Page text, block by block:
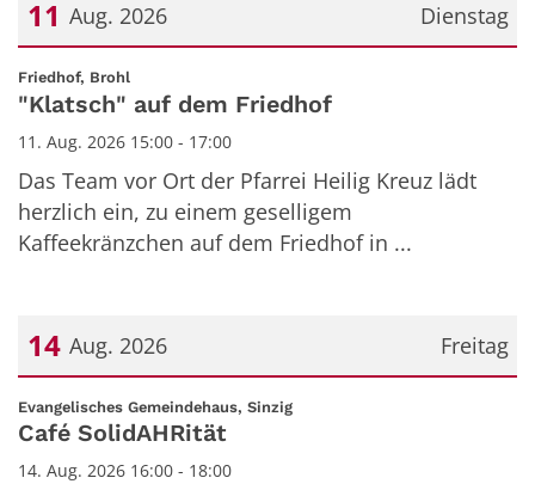
Dienstag
11 Aug. 2026
Datum: 11. August 2026
Friedhof, Brohl
"Klatsch" auf dem Friedhof
11. Aug. 2026 15:00 - 17:00
Das Team vor Ort der Pfarrei Heilig Kreuz lädt
herzlich ein, zu einem geselligem
Kaffeekränzchen auf dem Friedhof in ...
Freitag
14 Aug. 2026
Datum: 14. August 2026
Evangelisches Gemeindehaus, Sinzig:
Café SolidAHRität
14. Aug. 2026 16:00 - 18:00